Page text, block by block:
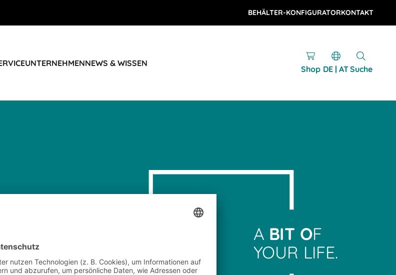
BEHÄLTER-KONFIGURATORKONTAKT
UNTERNEHMENNEWS & WISSEN
Shop DE | ATSuche
A BIT OF
YOUR LIFE.